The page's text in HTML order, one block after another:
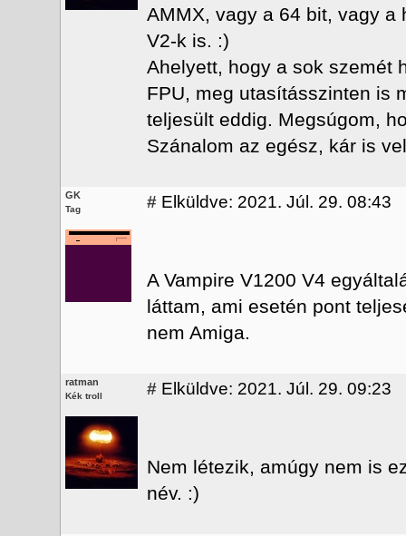
AMMX, vagy a 64 bit, vagy a
V2-k is. :)
Ahelyett, hogy a sok szemét
FPU, meg utasításszinten is
teljesült eddig. Megsúgom,
Szánalom az egész, kár is
GK
Tag # Elküldve: 2021. Júl. 29. 08:43
A Vampire V1200 V4
láttam, ami esetén pont
nem Amiga.
ratman
Kék troll # Elküldve: 2021. Júl. 29. 09:23
Nem létezik, amúgy nem is
név. :)